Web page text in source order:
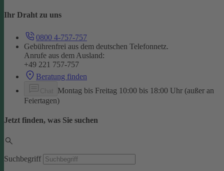
Ihr Draht zu uns
0800 4-757-757
Gebührenfrei aus dem deutschen Telefonnetz.
Anrufe aus dem Ausland:
+49 221 757-757
Beratung finden
Montag bis Freitag 10:00 bis 18:00 Uhr (außer an
Feiertagen)
Jetzt finden, was Sie suchen
Suchbegriff